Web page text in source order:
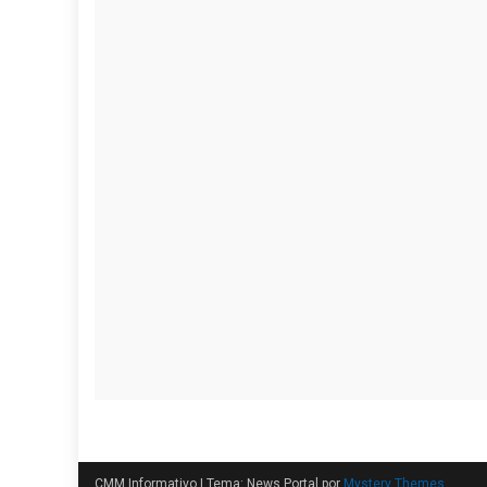
CMM Informativo | Tema: News Portal por Mystery Themes